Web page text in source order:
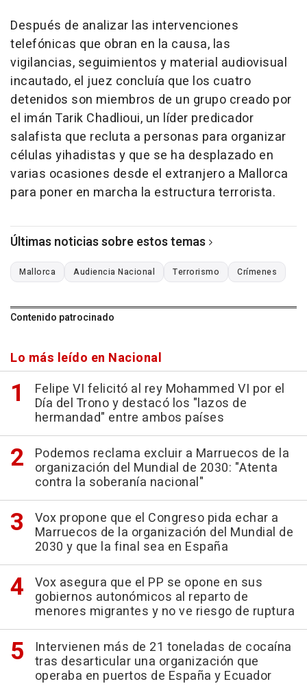
Después de analizar las intervenciones
telefónicas que obran en la causa, las
vigilancias, seguimientos y material audiovisual
incautado, el juez concluía que los cuatro
detenidos son miembros de un grupo creado por
el imán Tarik Chadlioui, un líder predicador
salafista que recluta a personas para organizar
células yihadistas y que se ha desplazado en
varias ocasiones desde el extranjero a Mallorca
para poner en marcha la estructura terrorista.
Últimas noticias sobre estos temas
Mallorca Audiencia Nacional Terrorismo Crímenes
Contenido patrocinado
Lo más leído en Nacional
Felipe VI felicitó al rey Mohammed VI por el
Día del Trono y destacó los "lazos de
hermandad" entre ambos países
Podemos reclama excluir a Marruecos de la
organización del Mundial de 2030: "Atenta
contra la soberanía nacional"
Vox propone que el Congreso pida echar a
Marruecos de la organización del Mundial de
2030 y que la final sea en España
Vox asegura que el PP se opone en sus
gobiernos autonómicos al reparto de
menores migrantes y no ve riesgo de ruptura
Intervienen más de 21 toneladas de cocaína
tras desarticular una organización que
operaba en puertos de España y Ecuador